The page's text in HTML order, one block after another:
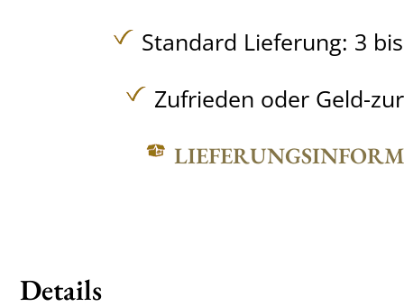
Standard Lieferung: 3
Zufrieden oder Geld-
Details